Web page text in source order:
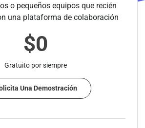
o pequeños equipos que recién
una plataforma de colaboración
$0
Gratuito por siempre
Una Demostración